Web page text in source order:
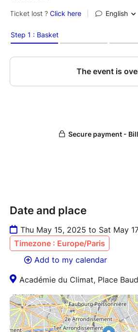
Date and place
Thu May 15, 2025 to Sat May
Timezone : Europe/Paris
Add to my calendar
Académie du Climat, Place